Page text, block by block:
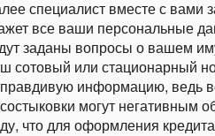
специалист вместе с вами
все ваши персональные
заданы вопросы о вашем
сотовый или стационарный
информацию, ведь
могут негативным
что для оформления